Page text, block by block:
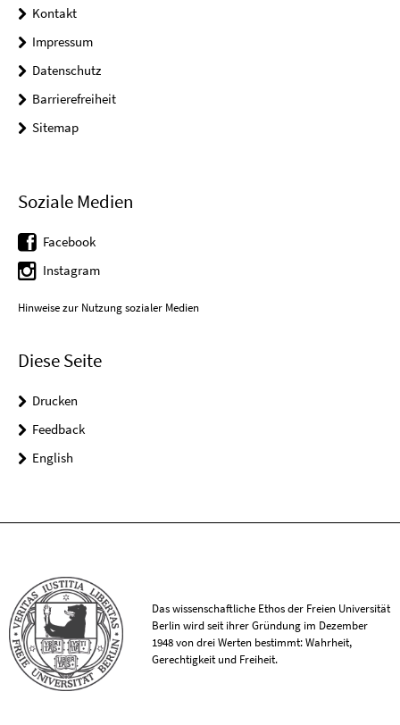
Kontakt
Impressum
Datenschutz
Barrierefreiheit
Sitemap
Soziale Medien
Facebook
Instagram
Hinweise zur Nutzung sozialer Medien
Diese Seite
Drucken
Feedback
English
Das wissenschaftliche Ethos der Freien Universität
Berlin wird seit ihrer Gründung im Dezember
1948 von drei Werten bestimmt: Wahrheit,
Gerechtigkeit und Freiheit.